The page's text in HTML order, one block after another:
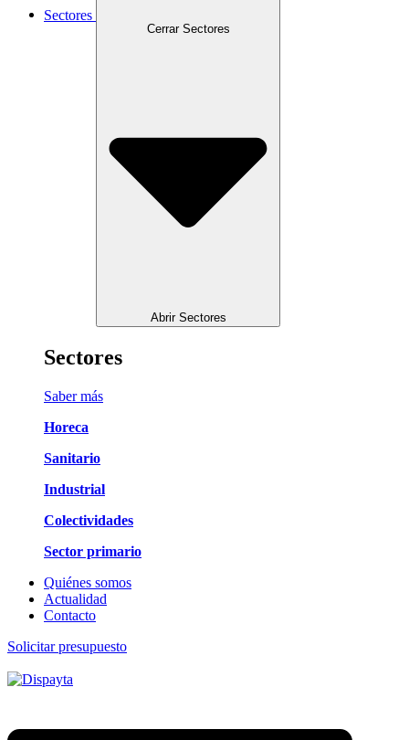
Sectores
Cerrar Sectores
Abrir Sectores
Sectores
Saber más
Horeca
Sanitario
Industrial
Colectividades
Sector primario
Quiénes somos
Actualidad
Contacto
Solicitar presupuesto